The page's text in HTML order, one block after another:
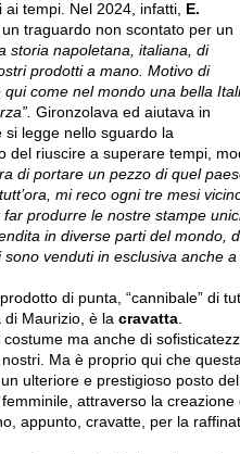
tempi. Nel 2024, infatti, E.
un traguardo non scontato per un
storia napoletana, italiana, di
prodotti a mano. Motivo di
come nel mondo una bella
Gironzolava ed aiutava in
si legge nello sguardo la
del riuscire a superare tempi,
di portare un pezzo di quel
mi reco ogni tre mesi
produrre le nostre stampe
in diverse parti del mondo,
venduti in esclusiva anche a
di punta, “cannibale” di
di Maurizio, è la cravatta.
ma anche di
Ma è proprio qui che
ulteriore e prestigioso posto del
attraverso la creazione
appunto, cravatte, per la